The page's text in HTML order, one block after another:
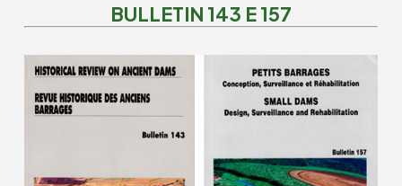
BULLETIN 143 E 157